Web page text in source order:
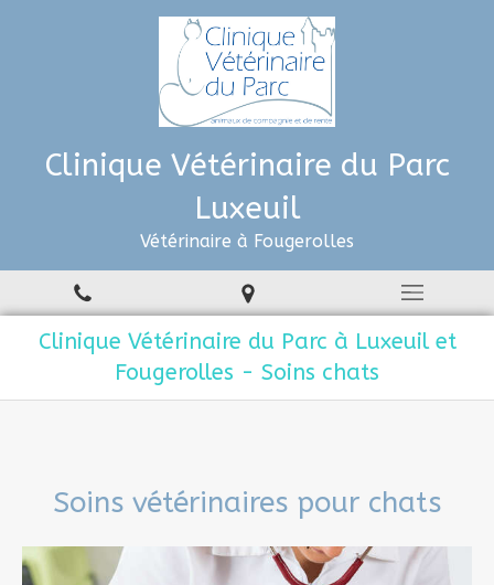
Clinique Vétérinaire du Parc
Luxeuil
Vétérinaire à Fougerolles
Clinique Vétérinaire du Parc à Luxeuil et
Fougerolles - Soins chats
Soins vétérinaires pour chats